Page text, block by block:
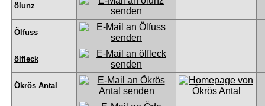
ölunz
Ölfuss
ölfleck
Ökrös Antal